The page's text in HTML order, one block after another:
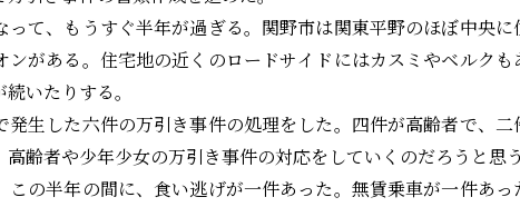
て、もうすぐ半年が過ぎる。関野市は関東平野のほぼ中央
ンがある。住宅地の近くのロードサイドにはカスミやベルク
いたりする。
生した六件の万引き事件の処理をした。四件が高齢者で、
齢者や少年少女の万引き事件の対応をしていくのだろうと思
の半年の間に、食い逃げが一件あった。無賃乗車が一件あ